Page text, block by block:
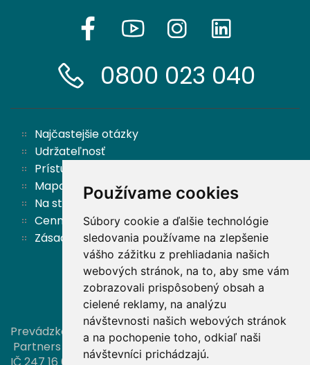
Používame cookies
Súbory cookie a ďalšie technológie
sledovania používame na zlepšenie
vášho zážitku z prehliadania našich
webových stránok, na to, aby sme vám
zobrazovali prispôsobený obsah a
cielené reklamy, na analýzu
návštevnosti našich webových stránok
a na pochopenie toho, odkiaľ naši
návštevníci prichádzajú.
0800 023 040
Najčastejšie otázky
Udržateľnosť
Prístupnosť
Mapa stránok
Na stiahnutie
Cenník
Zásady ochrany osobných údajov a cookies
Späť hore
Prevádzkovateľom tejto stránky je spoločnosť
Partners investiční společnost, a. s.,